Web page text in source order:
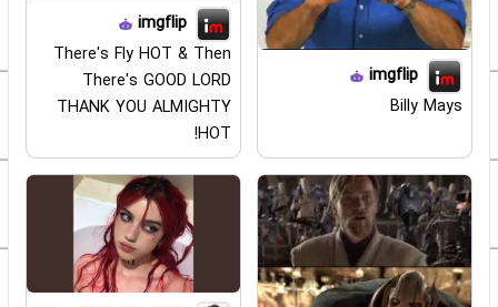
imgflip
Billy Mays
imgflip
There's Fly HOT & Then
There's GOOD LORD
THANK YOU ALMIGHTY
HOT!